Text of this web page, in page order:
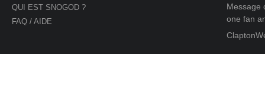
QUI EST SNOGOD ?
FAQ / AIDE
Message
one fan